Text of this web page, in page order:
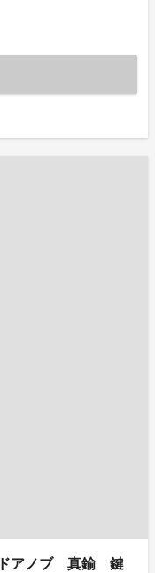
ドアノブ 真鍮 鍵